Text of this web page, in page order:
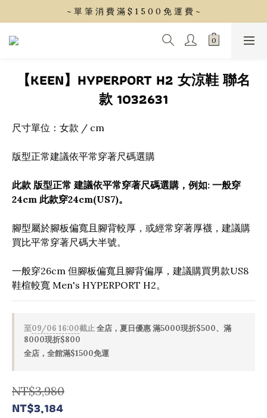
~ 單 筆 消 費 滿 $ 1 5 0 0 免 運 費 ~
~ 單 筆 消 費 滿 $ 1 5 0 0 免 運 費 ~
會 員 享 2% 點 數 回 饋 (1點=1元)
【KEEN】HYPERPORT H2 女涼鞋 聯名
款 1032631
尺寸單位：女款 / cm
版型正常建議依平常穿著尺碼選購
此款 版型正常 建議依平常穿著尺碼選購，例如: 一般穿
24cm 此款穿24cm(US7)。
腳型屬於腳板偏寬且腳背較厚，或經常穿著厚襪，建議購
買比平常穿著尺碼大半號。
一般穿26cm 但腳板偏寬且腳背偏厚，建議購買男款US8
鞋楦較寬 Men's HYPERPORT H2。
至09/06 16:00截止全店，夏日優惠 滿5000現折$500、滿
8000現折$800
全店，全館滿$1500免運
NT$3,980
NT$3,184